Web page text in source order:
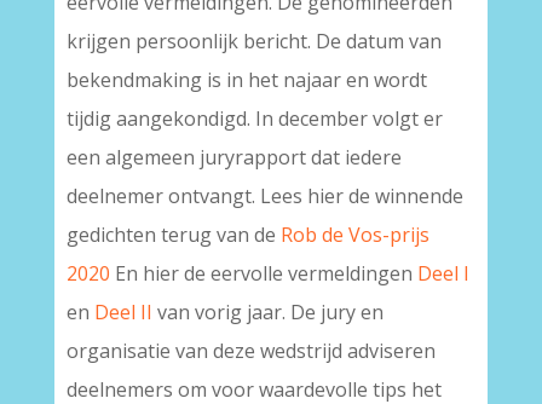
krijgen persoonlijk bericht. De datum van
bekendmaking is in het najaar en wordt
tijdig aangekondigd. In december volgt er
een algemeen juryrapport dat iedere
deelnemer ontvangt. Lees hier de winnende
gedichten terug van de Rob de Vos-prijs
2020 En hier de eervolle vermeldingen Deel I
en Deel II van vorig jaar. De jury en
organisatie van deze wedstrijd adviseren
deelnemers om voor waardevolle tips het